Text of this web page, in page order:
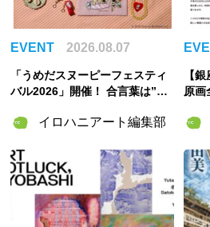
EVENT 2026.08.07
「うめだスヌーピーフェスティ
バル2026」開催！ 合言葉は”明
特別な2週間
イロハニアート編集部
【
原画
6」